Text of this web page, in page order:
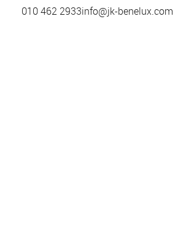
010 462 2933info@jk-benelux.com